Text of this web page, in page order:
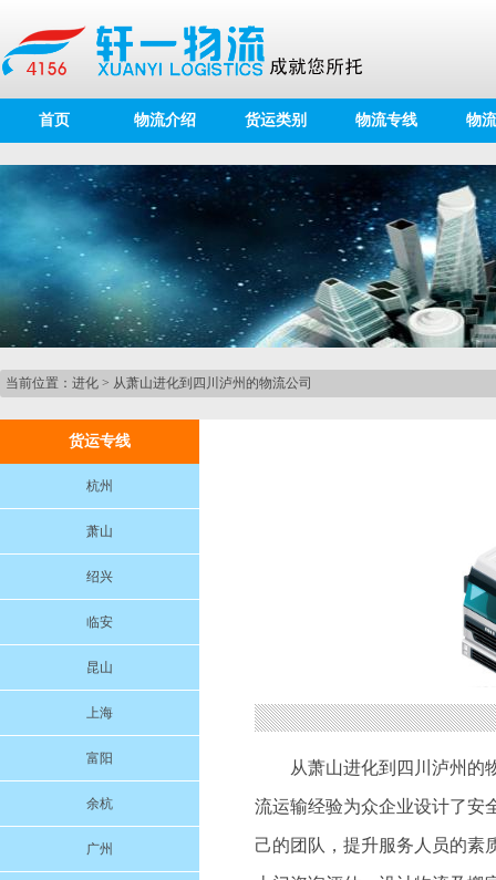
首页 物流介绍 货运类别 物流专线 物
当前位置： 进化 > 从萧山进化到四川泸州的物流公司
货运专线
杭州
萧山
绍兴
临安
昆山
上海
富阳
余杭
广州
从萧山进化到四川泸州的
流运输经验为众企业设计了安
己的团队，提升服务人员的素